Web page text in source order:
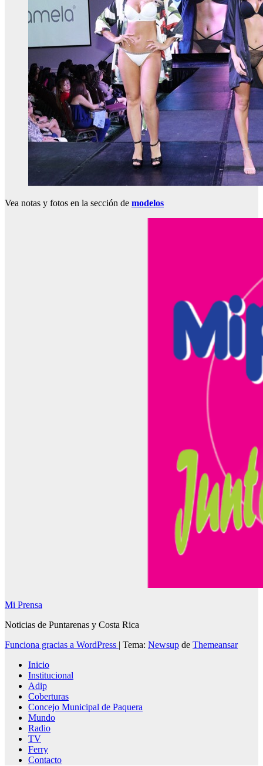
Vea notas y fotos en la sección de modelos
Mi Prensa
Noticias de Puntarenas y Costa Rica
Funciona gracias a WordPress | Tema: Newsup de Themeansar
Inicio
Institucional
Adip
Coberturas
Concejo Municipal de Paquera
Mundo
Radio
TV
Ferry
Contacto